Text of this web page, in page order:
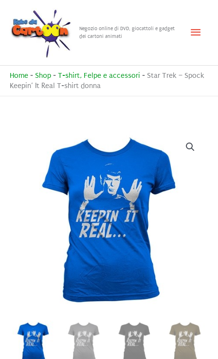
contenuto
Negozio online di DVD, giocattoli e gadget
dei cartoni animati
Menu
Home - Shop - T-shirt, Felpe e accessori - Star Trek – Spock
Keepin’ It Real T-shirt donna